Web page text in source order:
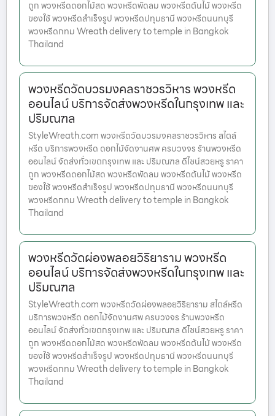
ถูก พวงหรีดดอกไม้สด พวงหรีดพัดลม พวงหรีดต้นไม้ พวงหรีด
ของใช้ พวงหรีดสำเร็จรูป พวงหรีดปทุมธานี พวงหรีดนนทบุรี
พวงหรีดกทม Wreath delivery to temple in Bangkok
Thailand
พวงหรีดวัดบวรมงคลราชวรวิหาร พวงหรีด
ออนไลน์ บริการจัดส่งพวงหรีดในกรุงเทพ และ
ปริมณฑล
StyleWreath.com พวงหรีดวัดบวรมงคลราชวรวิหาร สไตล์
หรีด บริการพวงหรีด ดอกไม้จัดงานศพ ครบวงจร ร้านพวงหรีด
ออนไลน์ จัดส่งทั่วเขตกรุงเทพ และ ปริมณฑล ดีไซน์สวยหรู ราคา
ถูก พวงหรีดดอกไม้สด พวงหรีดพัดลม พวงหรีดต้นไม้ พวงหรีด
ของใช้ พวงหรีดสำเร็จรูป พวงหรีดปทุมธานี พวงหรีดนนทบุรี
พวงหรีดกทม Wreath delivery to temple in Bangkok
Thailand
พวงหรีดวัดผ่องพลอยวิริยาราม พวงหรีด
ออนไลน์ บริการจัดส่งพวงหรีดในกรุงเทพ และ
ปริมณฑล
StyleWreath.com พวงหรีดวัดผ่องพลอยวิริยาราม สไตล์หรีด
บริการพวงหรีด ดอกไม้จัดงานศพ ครบวงจร ร้านพวงหรีด
ออนไลน์ จัดส่งทั่วเขตกรุงเทพ และ ปริมณฑล ดีไซน์สวยหรู ราคา
ถูก พวงหรีดดอกไม้สด พวงหรีดพัดลม พวงหรีดต้นไม้ พวงหรีด
ของใช้ พวงหรีดสำเร็จรูป พวงหรีดปทุมธานี พวงหรีดนนทบุรี
พวงหรีดกทม Wreath delivery to temple in Bangkok
Thailand